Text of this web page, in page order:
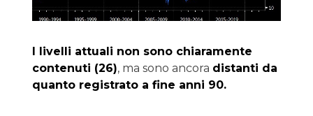
I livelli attuali non sono chiaramente
contenuti (26), ma sono ancora distanti da
quanto registrato a fine anni 90.